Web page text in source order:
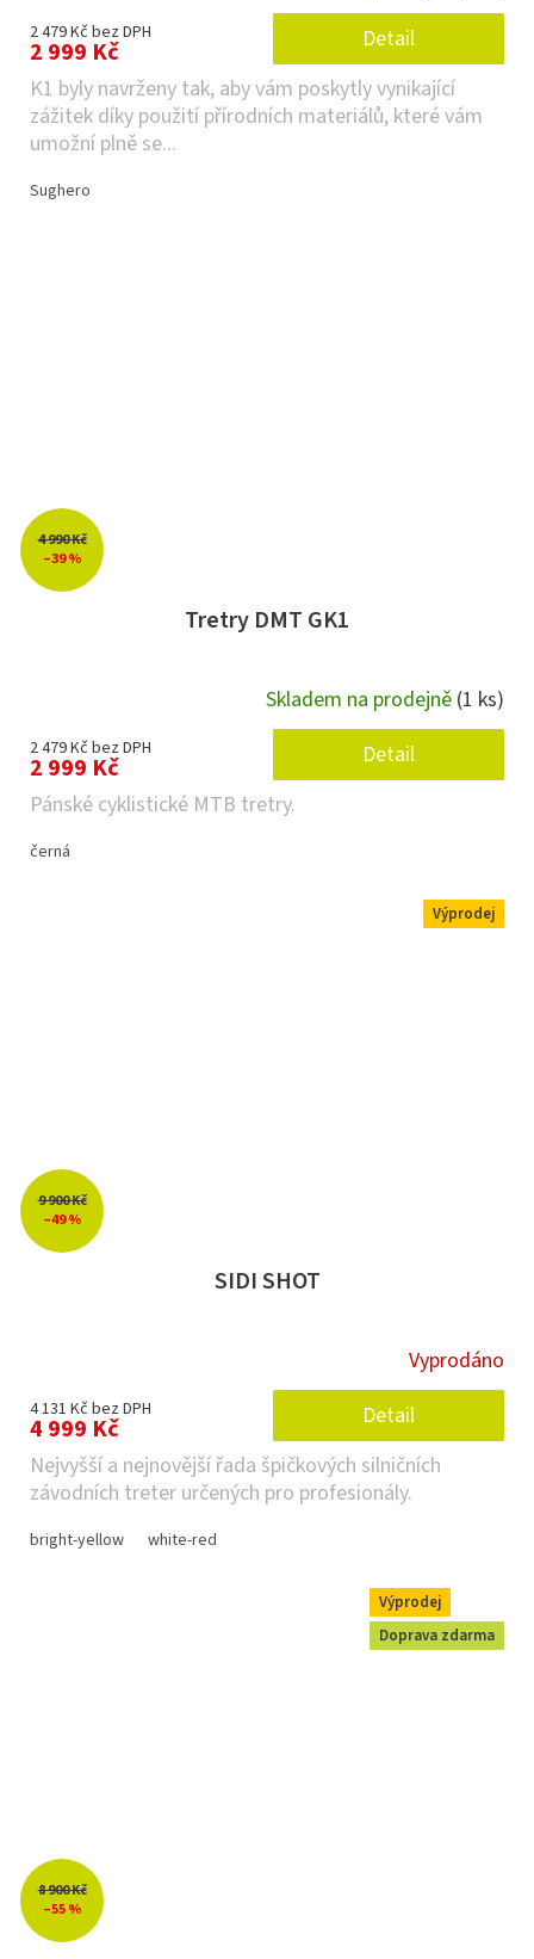
2 479 Kč bez DPH
2 999 Kč
Detail
K1 byly navrženy tak, aby vám poskytly vynikající
zážitek díky použití přírodních materiálů, které vám
umožní plně se...
Sughero
4 990 Kč
–39 %
Tretry DMT GK1
Skladem na prodejně (1 ks)
2 479 Kč bez DPH
2 999 Kč
Detail
Pánské cyklistické MTB tretry.
černá
Výprodej
9 900 Kč
–49 %
SIDI SHOT
Vyprodáno
4 131 Kč bez DPH
4 999 Kč
Detail
Nejvyšší a nejnovější řada špičkových silničních
závodních treter určených pro profesionály.
bright-yellow white-red
Výprodej
Doprava zdarma
8 900 Kč
–55 %